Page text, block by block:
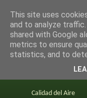
en bici
Este blog
Calidad del Aire
This site uses
and to analyze
shared with Google
metrics to ensure
statistics, and to